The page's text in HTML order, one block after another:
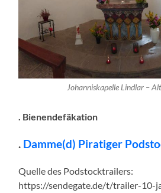
Johanniskapelle Lindlar –
. Bienendefäkation
. Damme(d) Piratiger
Quelle des Podstocktrailers:
https://sendegate.de/t/trailer-10-